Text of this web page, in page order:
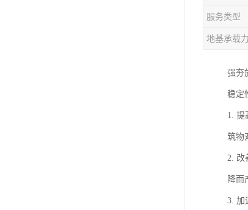
服务类型
地基承载
强夯
稳定
1. 提
筑物
2. 改
降而
3. 加